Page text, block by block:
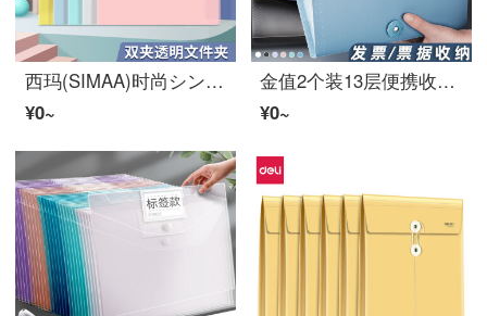
西玛(SIMAA)时尚シンプル彩透系列双强力夹 大容量试卷资料夹诗朗诵签约夹板 文件收纳 透明绿6039
¥0~
金值2个装13层便携收据风琴包 发票收纳票据夹 多层分类大容量文件袋文件夹资料袋 多機能单据欠条账单収納ボックス
¥0~